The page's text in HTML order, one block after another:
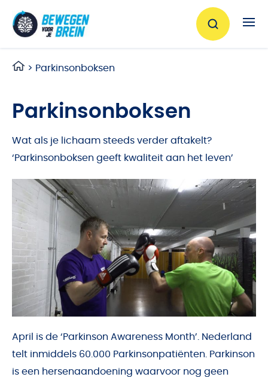
> Parkinsonboksen
Parkinsonboksen
Wat als je lichaam steeds verder aftakelt?
‘Parkinsonboksen geeft kwaliteit aan het leven’
April is de ‘Parkinson Awareness Month’. Nederland
telt inmiddels 60.000 Parkinsonpatiënten. Parkinson
is een hersenaandoening waarvoor nog geen